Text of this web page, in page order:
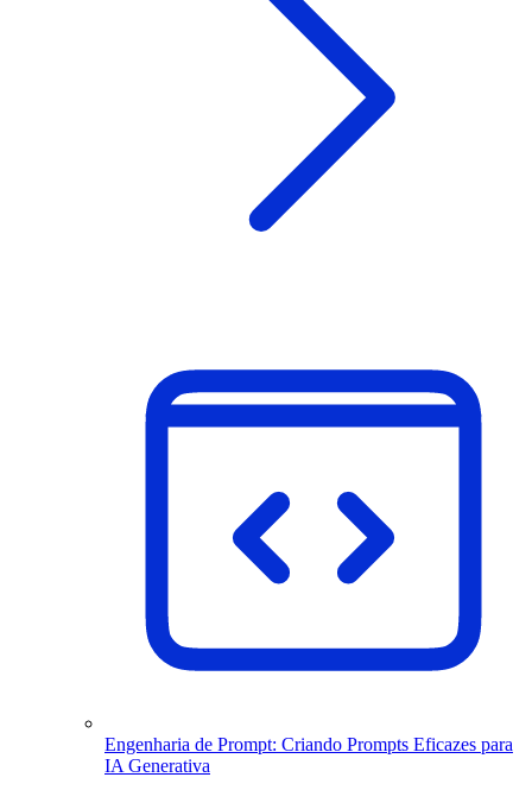
Engenharia de Prompt: Criando Prompts Eficazes para
IA Generativa